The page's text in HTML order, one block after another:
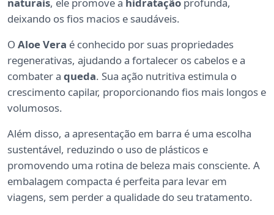
naturais, ele promove a hidratação profunda,
deixando os fios macios e saudáveis.
O Aloe Vera é conhecido por suas propriedades
regenerativas, ajudando a fortalecer os cabelos e a
combater a queda. Sua ação nutritiva estimula o
crescimento capilar, proporcionando fios mais longos e
volumosos.
Além disso, a apresentação em barra é uma escolha
sustentável, reduzindo o uso de plásticos e
promovendo uma rotina de beleza mais consciente. A
embalagem compacta é perfeita para levar em
viagens, sem perder a qualidade do seu tratamento.